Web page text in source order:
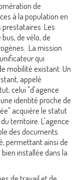
de
à la population en
Les
de vélo, de
La mission
qui
mobilité existant. Un
appelé
celui "d'agence
identité proche de
acquière le statut
territoire. L'agence
des documents
permettant ainsi de
installée dans la